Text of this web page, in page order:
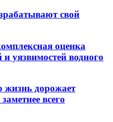
свой
оценка
и уязвимостей водного
жизнь дорожает
всего